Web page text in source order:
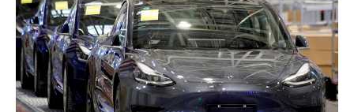
발언 이후, ‘핑계고’ 영상은 조회 수 348만 뷰를 기록하며 큰 인기를 끌었
다. 그러나 시청자들 사이에서 전도연의 태도에 대한 의견이 엇갈리고 있
다. 일부 시청자들은 전도연의 솔직함을 긍정적으로 평가하며, 유재석과
의 티키타카가 재미있었다고 반응했다. 반면, 다른 이들은 전도연의 태도
가 무례하다고 지적하며 비판의 목소리를 냈다.댓글에서 일부는 전도연
의 투명하고 솔직한 화법이 오히려 매력적이라고 평가하는 반면, 다른 이
들은 예능 프로그램과 맞지 않는다고 비판했다.